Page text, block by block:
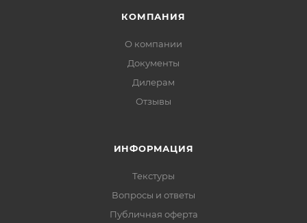
КОМПАНИЯ
О компании
Документы
Дилерам
Отзывы
ИНФОРМАЦИЯ
Текстуры
Вопросы и ответы
Публичная оферта